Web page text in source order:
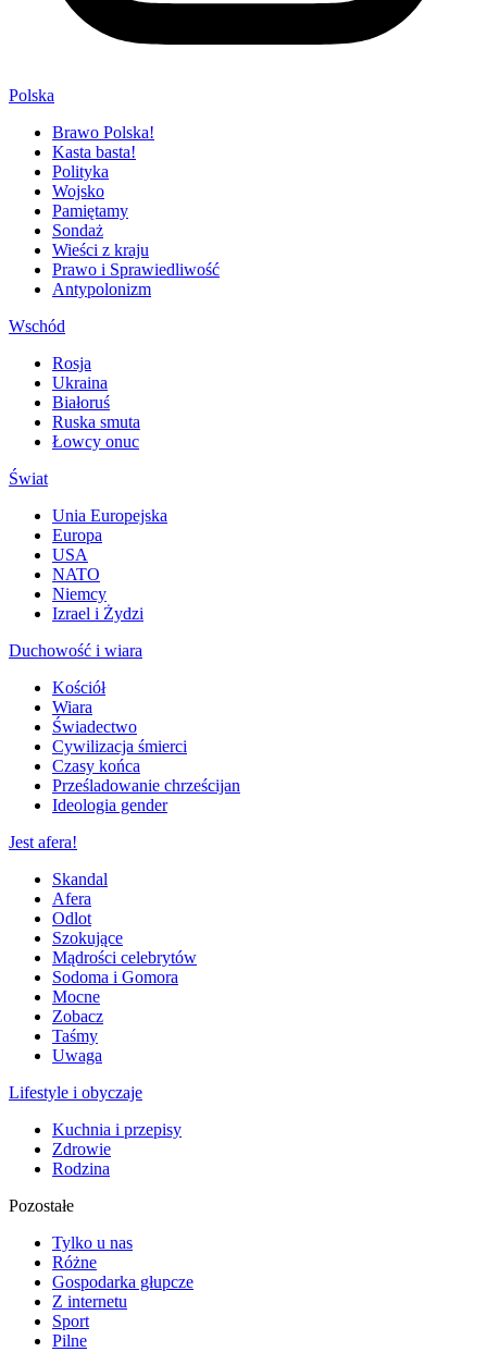
Polska
Brawo Polska!
Kasta basta!
Polityka
Wojsko
Pamiętamy
Sondaż
Wieści z kraju
Prawo i Sprawiedliwość
Antypolonizm
Wschód
Rosja
Ukraina
Białoruś
Ruska smuta
Łowcy onuc
Świat
Unia Europejska
Europa
USA
NATO
Niemcy
Izrael i Żydzi
Duchowość i wiara
Kościół
Wiara
Świadectwo
Cywilizacja śmierci
Czasy końca
Prześladowanie chrześcijan
Ideologia gender
Jest afera!
Skandal
Afera
Odlot
Szokujące
Mądrości celebrytów
Sodoma i Gomora
Mocne
Zobacz
Taśmy
Uwaga
Lifestyle i obyczaje
Kuchnia i przepisy
Zdrowie
Rodzina
Pozostałe
Tylko u nas
Różne
Gospodarka głupcze
Z internetu
Sport
Pilne